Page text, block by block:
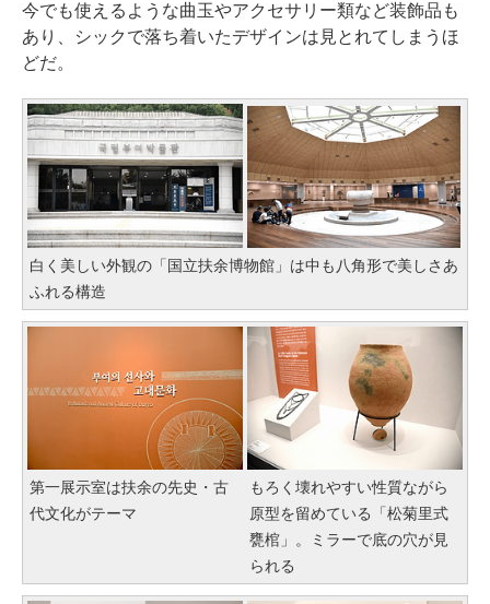
今でも使えるような曲玉やアクセサリー類など装飾品も
あり、シックで落ち着いたデザインは見とれてしまうほ
どだ。
白く美しい外観の「国立扶余博物館」は中も八角形で美しさあ
ふれる構造
第一展示室は扶余の先史・古
代文化がテーマ
もろく壊れやすい性質ながら
原型を留めている「松菊里式
甕棺」。ミラーで底の穴が見
られる